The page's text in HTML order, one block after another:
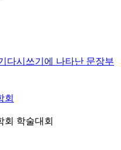
다시쓰기에 나타난 문장부
회
회 학술대회